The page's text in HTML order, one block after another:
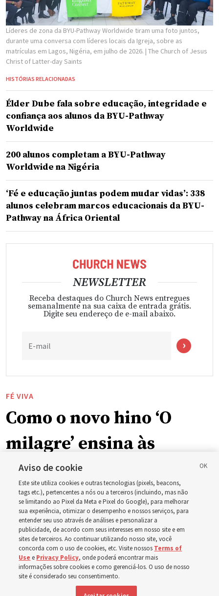
Líderes de zona da BYU-Pathway Worldwide tiram uma foto juntos,
durante uma conversa com líderes locais da Igreja, sobre as
matrículas em Lagos, Nigéria, em julho de 2026. | The Church of Jesus
Christ of Latter-day Saints
HISTÓRIAS RELACIONADAS
Élder Dube fala sobre educação, integridade e
confiança aos alunos da BYU-Pathway
Worldwide
200 alunos completam a BYU-Pathway
Worldwide na Nigéria
‘Fé e educação juntas podem mudar vidas’: 338
alunos celebram marcos educacionais da BYU-
Pathway na África Oriental
NEWSLETTER
Receba destaques do Church News entregues
semanalmente na sua caixa de entrada grátis.
Digite seu endereço de e-mail abaixo.
E-mail
FÉ VIVA
Como o novo hino ‘O
milagre’ ensina às
crianças sobre os
milagres de Cristo
A inspiração por trás do hino ‘O Milagre’, de Shawna
Edwards
5 agosto 2026, 9:26 a.m. MDT Compartilhar
Aviso de cookie
Este site utiliza cookies e outras tecnologias (pixels, beacons,
tags etc.), pertencentes a nós ou a terceiros (incluindo, mas não
se limitando ao Pixel da Meta e Pixel do Google), para melhorar
sua experiência, otimizar o desempenho e nossos serviços, para
entender seu uso através de análises e personalizar a
publicidade, de acordo com seus interesses em nosso site e em
sites de terceiros. Ao continuar utilizando nosso site, você
concorda com o uso de cookies, etc. Visite nossos Terms of
Use e Privacy Policy, onde poderá encontrar mais
informações sobre cookies e como gerenciá-los. O uso de nosso
site é considerado seu consentimento.